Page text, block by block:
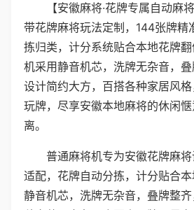
【安徽麻将·花牌专属自动麻
带花牌麻将玩法定制，144张牌精
拣归类，计分系统贴合本地花牌
机采用静音机芯，洗牌无杂音，
设计简约大方，百搭各种家居风
玩牌，尽享安徽本地麻将的休闲
离。
普通麻将机专为安徽花牌麻
适配，花牌自动分拣，计分贴合
静音机芯，洗牌无杂音，叠牌整